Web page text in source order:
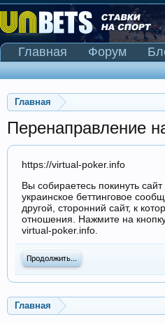
Главная
Перенаправление
https://virtual-poker.info
Вы собираетесь покинуть
украинское беттинговое
другой, сторонний сайт, к
отношения. Нажмите на
virtual-poker.info.
Продолжить...
Главная
Главная Форум
Сканер Pinnacle